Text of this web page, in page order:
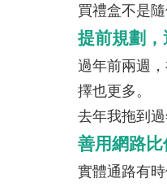
買禮盒不是
提前規劃
過年前兩週
擇也更多。
去年我拖到
善用網路
實體通路有